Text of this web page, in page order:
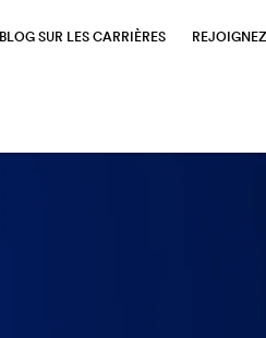
BLOG SUR LES CARRIÈRES